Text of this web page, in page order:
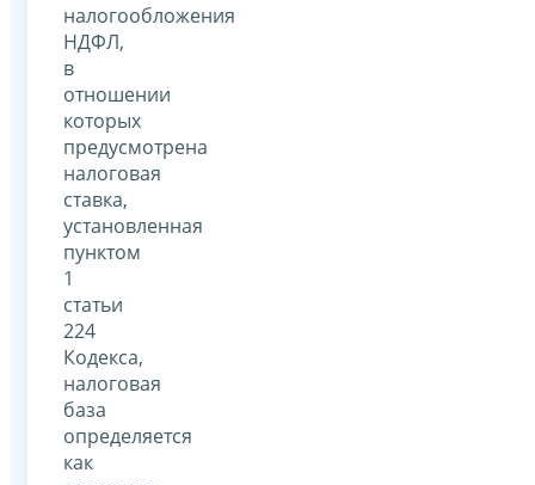
налогообложения
НДФЛ,
в
отношении
которых
предусмотрена
налоговая
ставка,
установленная
пунктом
1
статьи
224
Кодекса,
налоговая
база
определяется
как